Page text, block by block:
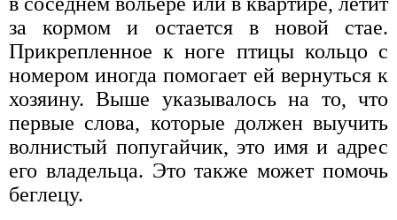
за кормом и остается в новой стае.
Прикрепленное к ноге птицы кольцо с
номером иногда помогает ей вернуться к
хозяину. Выше указывалось на то, что
первые слова, которые должен выучить
волнистый попугайчик, это имя и адрес
его владельца. Это также может помочь
беглецу.